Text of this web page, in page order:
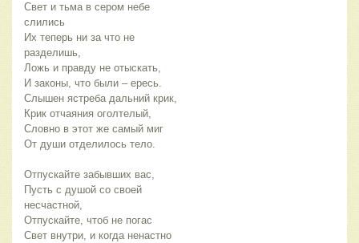
Свет и тьма в сером небе
слились
Их теперь ни за что не
разделишь,
Ложь и правду не отыскать,
И законы, что были – ересь.
Слышен ястреба дальний крик,
Крик отчаяния оголтелый,
Словно в этот же самый миг
От души отделилось тело.
Отпускайте забывших вас,
Пусть с душой со своей
несчастной,
Отпускайте, чтоб не погас
Свет внутри, и когда ненастно